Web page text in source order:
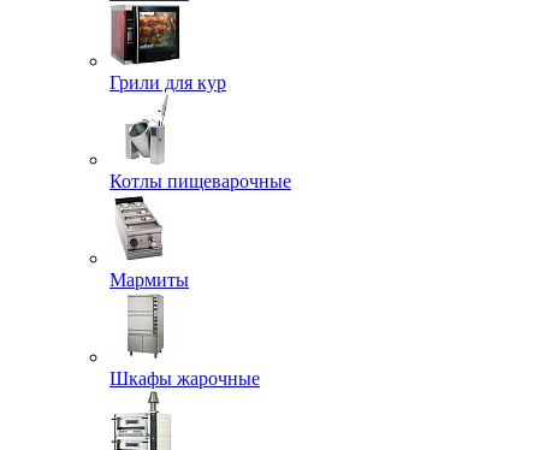
Грили для кур
Котлы пищеварочные
Мармиты
Шкафы жарочные